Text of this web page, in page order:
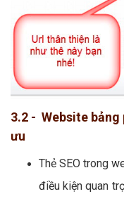
3.2 - Website bảng
ưu
Thẻ SEO trong
điều kiện quan